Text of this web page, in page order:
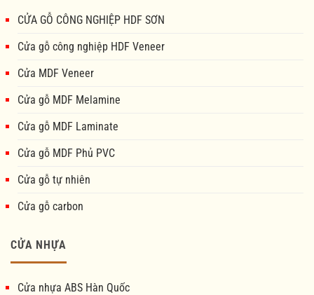
CỬA GỖ CÔNG NGHIỆP HDF SƠN
Cửa gỗ công nghiệp HDF Veneer
Cửa MDF Veneer
Cửa gỗ MDF Melamine
Cửa gỗ MDF Laminate
Cửa gỗ MDF Phủ PVC
Cửa gỗ tự nhiên
Cửa gỗ carbon
CỬA NHỰA
Cửa nhựa ABS Hàn Quốc